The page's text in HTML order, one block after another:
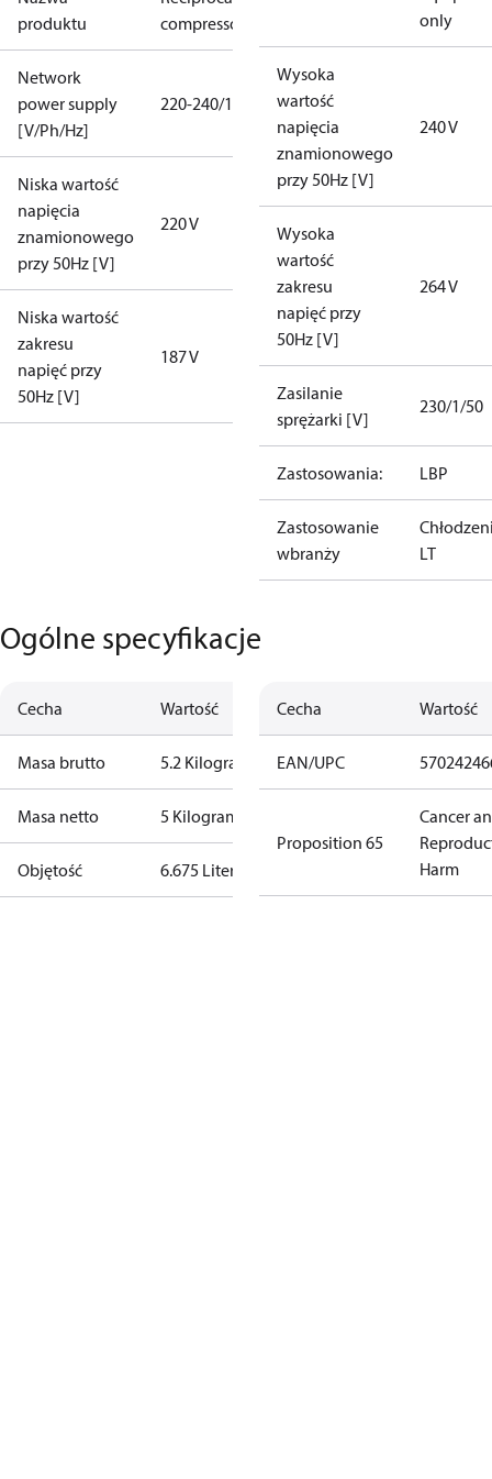
produktu
compressor B
Network
power supply
[V/Ph/Hz]
220-240/1/50
Niska wartość
napięcia
znamionowego
przy 50Hz [V]
220 V
Niska wartość
zakresu
napięć przy
50Hz [V]
187 V
only
Wysoka
wartość
napięcia
znamionowego
przy 50Hz [V]
240 V
Wysoka
wartość
zakresu
napięć przy
50Hz [V]
264 V
Zasilanie
sprężarki [V]
230/1/50
Zastosowania: LBP
Zastosowanie
wbranży
LT
Ogólne specyfikacje
Cecha Wartość
Masa brutto 5.2 Kilogram
Masa netto 5 Kilogram
Objętość 6.675 Liter
Cecha Wartość
EAN/UPC
Proposition 65
Cancer
Harm